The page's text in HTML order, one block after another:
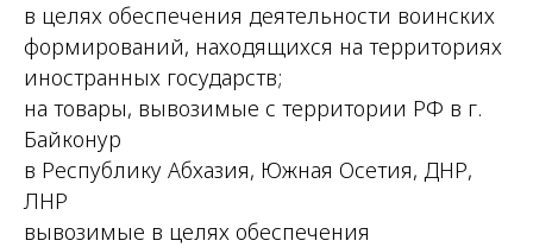
в целях обеспечения деятельности воинских
формирований, находящихся на территориях
иностранных государств;
на товары, вывозимые с территории РФ в г.
Байконур
в Республику Абхазия, Южная Осетия, ДНР,
ЛНР
вывозимые в целях обеспечения